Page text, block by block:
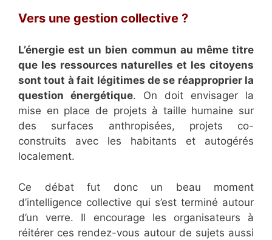
Vers une gestion collective ?
L’énergie est un bien commun au même titre
que les ressources naturelles et les citoyens
sont tout à fait légitimes de se réapproprier la
question énergétique. On doit envisager la
mise en place de projets à taille humaine sur
des surfaces anthropisées, projets co-
construits avec les habitants et autogérés
localement.
Ce débat fut donc un beau moment
d’intelligence collective qui s’est terminé autour
d’un verre. Il encourage les organisateurs à
réitérer ces rendez-vous autour de sujets aussi